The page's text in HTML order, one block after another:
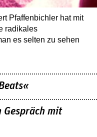
Pfaffenbichler hat mit
radikales
es selten zu sehen
Gespräch mit